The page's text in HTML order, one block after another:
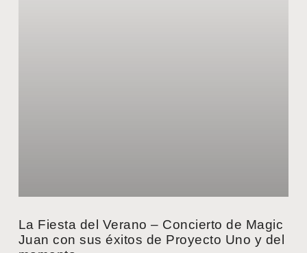
La Fiesta del Verano – Concierto de Magic
Juan con sus éxitos de Proyecto Uno y del